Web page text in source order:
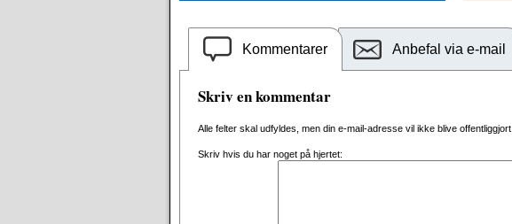
Kommentarer Anbefal via e-mail
Skriv en kommentar
Alle felter skal udfyldes, men din e-mail-adresse vil ikke blive offentliggjort.
Skriv hvis du har noget på hjertet: